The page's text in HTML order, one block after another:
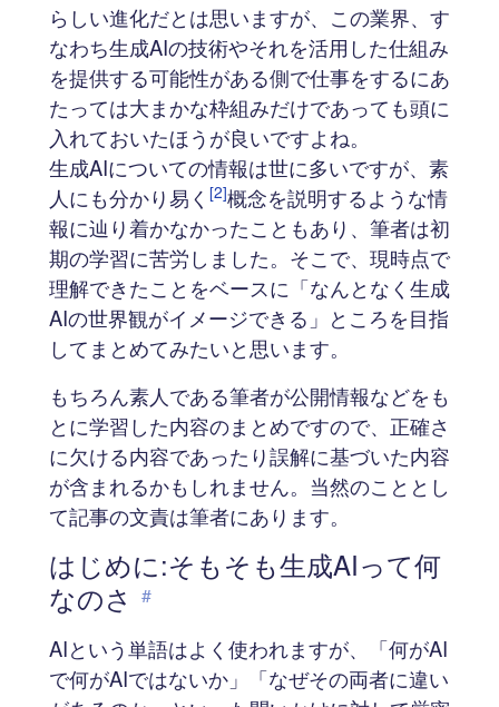
らしい進化だとは思いますが、この業界、す
なわち生成AIの技術やそれを活用した仕組み
を提供する可能性がある側で仕事をするにあ
たっては大まかな枠組みだけであっても頭に
入れておいたほうが良いですよね。
生成AIについての情報は世に多いですが、素
人にも分かり易く [2]概念を説明するような情
報に辿り着かなかったこともあり、筆者は初
期の学習に苦労しました。そこで、現時点で
理解できたことをベースに「なんとなく生成
AIの世界観がイメージできる」ところを目指
してまとめてみたいと思います。
もちろん素人である筆者が公開情報などをも
とに学習した内容のまとめですので、正確さ
に欠ける内容であったり誤解に基づいた内容
が含まれるかもしれません。当然のこととし
て記事の文責は筆者にあります。
はじめに:そもそも生成AIって何
なのさ
#
AIという単語はよく使われますが、「何がAI
で何がAIではないか」「なぜその両者に違い